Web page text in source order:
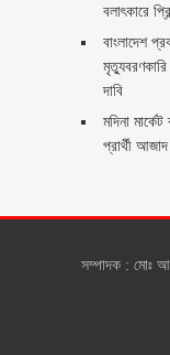
বলাৎকারে
বাংলাদেশ
দাবি
মদিনা
প্রার্থী
সম্পাদক : মোঃ